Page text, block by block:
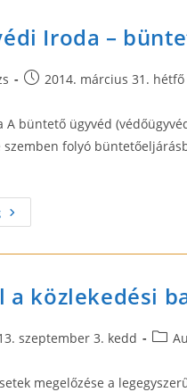
Iroda –
Post2014. március 31. hétfő
A büntető ügyvéd
szemben folyó
Lőrik
Ügyvédi
–
a közlekedési
szeptember 3. kedd
Post
megelőzése a